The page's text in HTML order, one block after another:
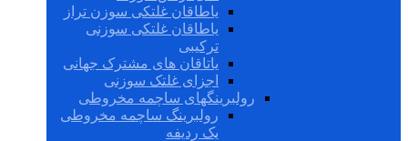
یاطاقان غلتکی سوزن تراز
یاطاقان غلتکی سوزنی
ترکیبی
یاتاقان های مشترک جهانی
اجزای غلتک سوزنی
رولبرینگهای ساچمه مخروطی
رولبرینگ ساچمه مخروطی
یک ردیفه